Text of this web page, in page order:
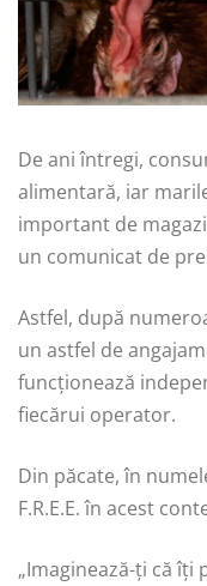
De ani întregi,
alimentară, iar
important de
un comunicat de
Astfel, după
un astfel de
funcționează
fiecărui operator.
Din păcate, în
F.R.E.E. în acest
„Imaginează-ți că